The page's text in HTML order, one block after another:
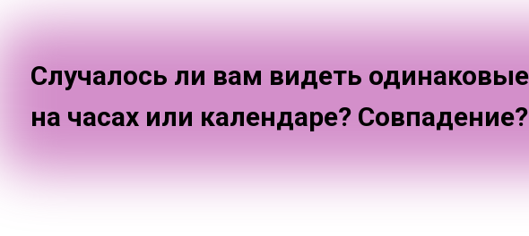
Случалось ли вам видеть
на часах или календаре? Совпадение?